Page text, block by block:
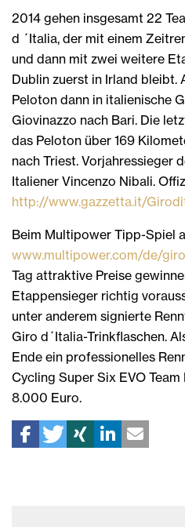
2014 gehen insgesamt 22
d ´Italia, der mit einem
und dann mit zwei weitere
Dublin zuerst in Irland bleibt.
Peloton dann in italienische
Giovinazzo nach Bari. Die
das Peloton über 169
nach Triest. Vorjahressieger
Italiener Vincenzo Nibali.
http://www.gazzetta.it/
Beim Multipower Tipp-Spiel
www.multipower.com/de/giro
Tag attraktive Preise
Etappensieger richtig
unter anderem signierte
Giro d´Italia-Trinkflaschen.
Ende ein professionelles
Cycling Super Six EVO
8.000 Euro.